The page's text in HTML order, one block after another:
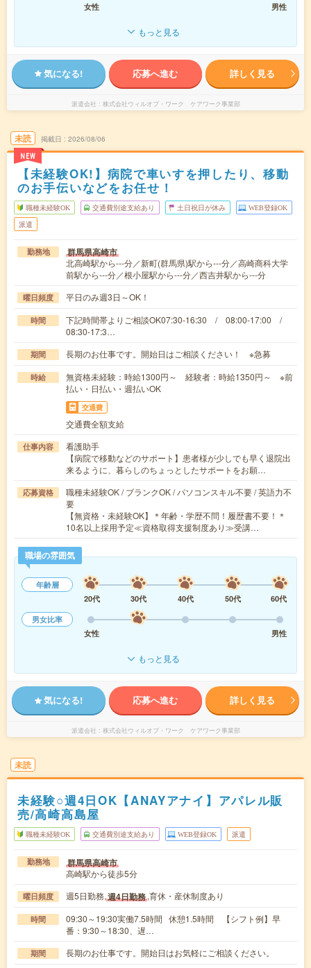
女性 男性
もっと見る
気になる! 応募へ進む 詳しく見る
派遣会社 株式会社ウィルオブ・ワーク ケアワーク事業部
未読
NEW
掲載日 2026/08/06
【未経験OK!】病院で車いすを押したり、移動
のお手伝いなどをお任せ！
職種未経験OK 交通費別途支給あり 土日祝日が休み WEB登録OK
派遣
勤務地 群馬県高崎市
北高崎駅から---分／新町(群馬県)駅から---分／高崎商科大学
前駅から---分／根小屋駅から---分／西吉井駅から---分
曜日頻度 平日のみ週3日～OK！
時間
下記時間帯よりご相談OK07:30-16:30 / 08:00-17:00 /
08:30-17:3…
期間 長期のお仕事です。開始日はご相談ください！ ※急募
時給
無資格未経験：時給1300円～ 経験者：時給1350円～ ※前
払い・日払い・週払いOK
交通費
交通費全額支給
仕事内容
看護助手
【病院で移動などのサポート】患者様が少しでも早く退院出
来るように、暮らしのちょっとしたサポートをお願…
応募資格
職種未経験OK / ブランクOK / パソコンスキル不要 / 英語力不
要
【無資格・未経験OK】＊年齢・学歴不問！履歴書不要！＊
10名以上採用予定≪資格取得支援制度あり≫受講…
職場の雰囲気
年齢層
20代
30代 40代 50代
60代
男女比率
女性
男性
もっと見る
気になる! 応募へ進む 詳しく見る
派遣会社 株式会社ウィルオブ・ワーク ケアワーク事業部
未読
未経験○週4日OK【ANAYアナイ】アパレル販
売/高崎高島屋
職種未経験OK 交通費別途支給あり WEB登録OK 派遣
勤務地 群馬県高崎市
高崎駅から徒歩5分
曜日頻度 週5日勤務,週4日勤務,育休・産休制度あり
時間
09:30～19:30実働7.5時間 休憩1.5時間 【シフト例】早
番：9:30～18:30、遅…
期間 長期のお仕事です。開始日はお気軽にご相談ください。